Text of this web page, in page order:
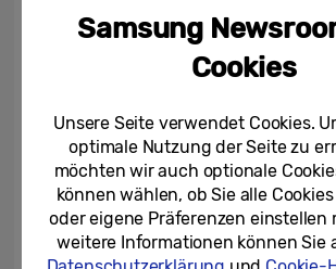
Ob mit der Messaging-
Watch4 ist für viele Momente
Die Smartwatch kann einfach
eigenen Lebensstil angepasst
Indem man auf dem
links wischt, werden
Samsung
Cookies
Unsere Seite verwendet Cookies.
optimale Nutzung der Seite zu
möchten wir auch optionale
können wählen, ob Sie alle
oder eigene Präferenzen einstellen
weitere Informationen können Sie